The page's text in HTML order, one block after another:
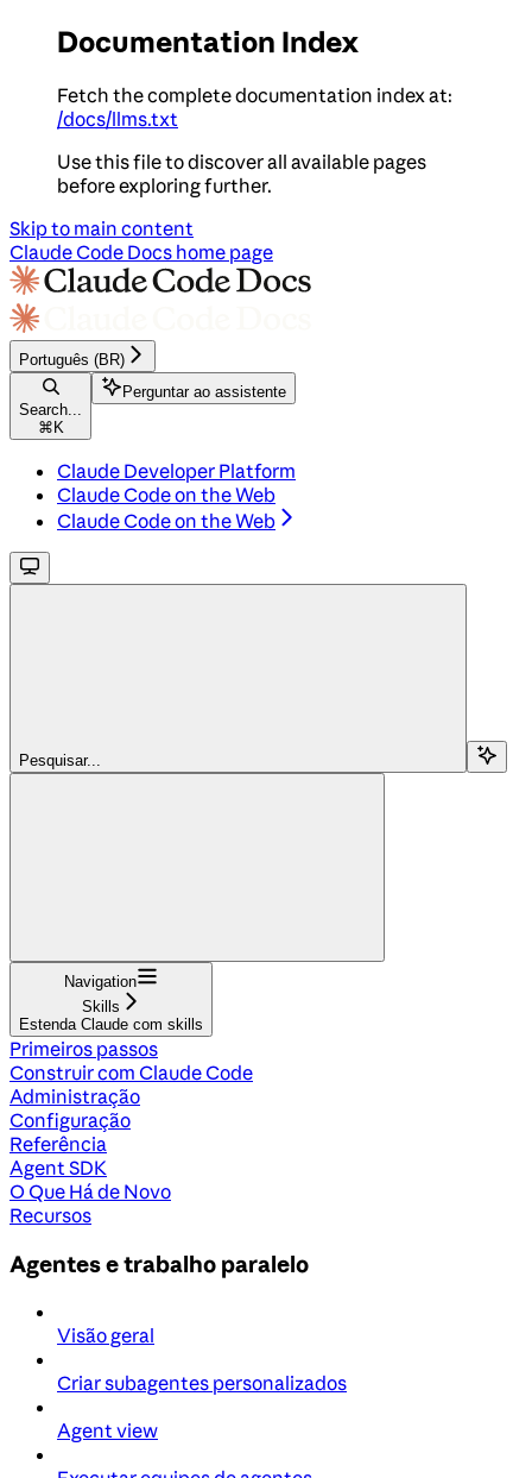
Documentation Index
Fetch the complete documentation index at:
/docs/llms.txt
Use this file to discover all available pages
before exploring further.
Skip to main content
Claude Code Docs home page
Português (BR)
Search...
⌘ K
Perguntar ao assistente
Claude Developer Platform
Claude Code on the Web
Claude Code on the Web
Pesquisar...
Navigation
Skills
Estenda Claude com skills
Primeiros passos
Construir com Claude Code
Administração
Configuração
Referência
Agent SDK
O Que Há de Novo
Recursos
Agentes e trabalho paralelo
Visão geral
Criar subagentes personalizados
Agent view